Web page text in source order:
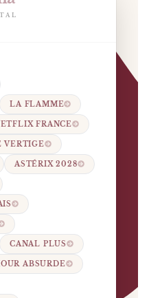
LA FLAMME
FRANCE
VERTIGE
ASTÉRIX 2028
CANAL PLUS
ABSURDE